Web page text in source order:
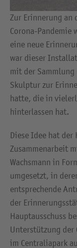
Zur Erinnerung an
Corona-Pandemie
eine neue
war dieser
mit der
Skulptur zur
hatte, die in
hinterlassen hat.
Diese Idee hat
Zusammenarbeit
Wachsmann in
umgesetzt, in
entsprechende
der
Hauptausschuss
Unterstützung der
im Centraliapark